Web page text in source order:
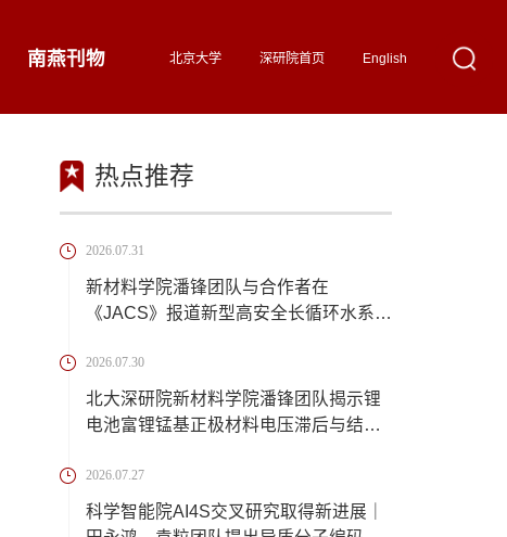
南燕刊物 北京大学 深研院首页 English
热点推荐
2026.07.31
新材料学院潘锋团队与合作者在
《JACS》报道新型高安全长循环水系镁
2026.07.30
北大深研院新材料学院潘锋团队揭示锂
电池富锂锰基正极材料电压滞后与结构
2026.07.27
科学智能院AI4S交叉研究取得新进展｜